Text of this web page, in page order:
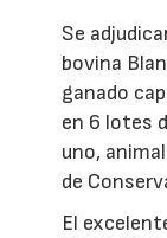
Se
bovina
ganado
en 6 lotes
uno,
de
El